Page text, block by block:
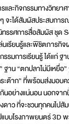
และกิจกรรมทางวิทยา
ๆ จะได้สัมผัสประสบกา
รรศการสื่อสัมผัส ชุด
เรียนรู้และพิชิตภารกิจ
รมการเรียนรู้ ได้แก่ ฐ
ฐาน “ตกปลาไม่มีเหยื่อ
ะต๊าก” ที่พร้อมส่งมอบ
นอย่างแน่นอน นอกจา
ดาว ที่จะชวนทุกคนไป
บบโรงภาพยนตร์ 3D